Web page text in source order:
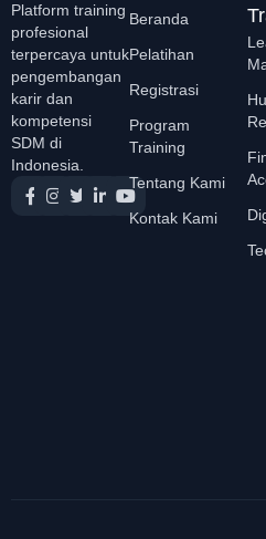
Platform training
profesional
terpercaya untuk
pengembangan
karir dan
kompetensi
SDM di
Indonesia.
Beranda
Pelatihan
Registrasi
Program
Training
Tentang Kami
Kontak Kami